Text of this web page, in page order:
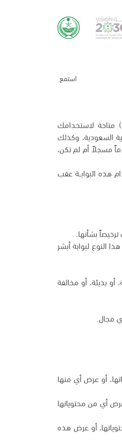
استمع
متاحة لاستخدامك
السعودية، وكذلك
مسجلاً أم لم تكن،
هذه البوابــة عقب
بشأنها.
النوع لبوابة أبشر
بذيئة، أو مخالفة
مجال.
أو عرض أي منها
أي من محتوياتها
أو عرض هذه